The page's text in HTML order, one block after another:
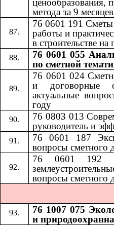
метода за 9
76 0601​​ 191​​Сметы
работы и
в строительстве
76 0601 055
по сметной
76 0601 024
и договорные
актуальные
году
76 0803 013
руководитель и
76 0601 187
вопросы сметного
76 0601 192 ​​
вопросы сметного
76 1007 075
и